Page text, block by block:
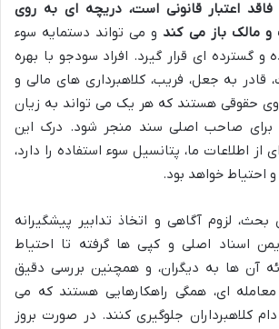
فاقد اعتبار قانونی است، دریچه ای به روی
و مالک باز می کندو می تواند دستمایه سوء
و گسترده ای قرار گیرد. افراد سودجو با بهره
قادر به جعل، فریب، کلاهبرداری های مالی و
حقوقی هستند که هر یک می تواند به زیان
برای صاحب اصلی سند منجر شود. درک این
اطلاعات ما، پتانسیل سوء استفاده را دارد،
احتیاط خواهد بود.
لزوم آگاهی و اتخاذ تدابیر پیشگیرانه
اسناد اصلی و کپی ها گرفته تا احتیاط
آن ها به دیگران، و همچنین بررسی دقیق
ای، همگی راهکارهایی هستند که می
دام کلاهبرداران جلوگیری کنند. در صورت بروز